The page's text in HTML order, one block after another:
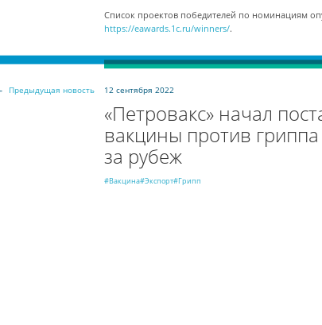
Список проектов победителей по номинациям
https://eawards.1c.ru/winners/.
Предыдущая новость 12 сентября 2022
«Петровакс» начал
вакцины против
за рубеж
#Вакцина#Экспорт#Грипп